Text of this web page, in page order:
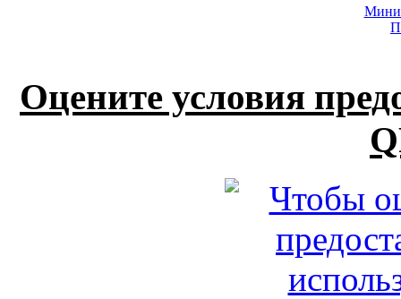
Оцените условия